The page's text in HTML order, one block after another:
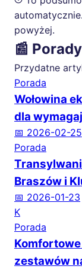
powyżej.
📰
Przydatne
Porada
Wołowina
dla
📅 2026-02-25
Porada
Braszów i
📅 2026-01-23
K
Porada
zestawów